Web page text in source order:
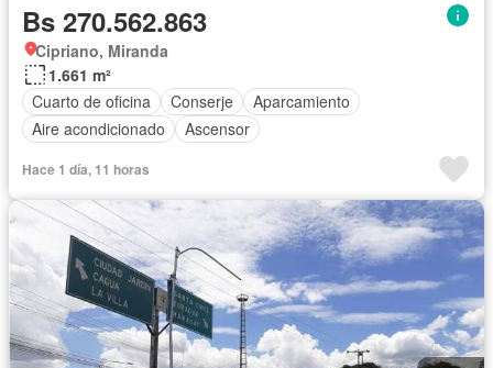
Bs 270.562.863
Cipriano, Miranda
1.661 m²
Cuarto de oficina
Conserje
Aparcamiento
Aire acondicionado
Ascensor
Hace 1 día, 11 horas